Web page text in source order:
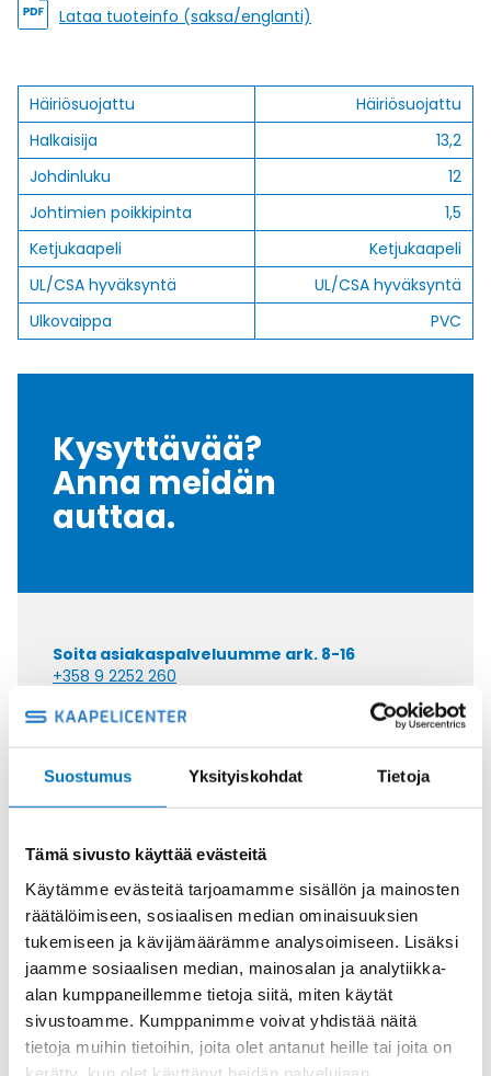
Suostumus Yksityiskohdat Tietoja
Tämä sivusto käyttää evästeitä
Käytämme evästeitä tarjoamamme sisällön ja mainosten
räätälöimiseen, sosiaalisen median ominaisuuksien
tukemiseen ja kävijämäärämme analysoimiseen. Lisäksi
jaamme sosiaalisen median, mainosalan ja analytiikka-
alan kumppaneillemme tietoja siitä, miten käytät
sivustoamme. Kumppanimme voivat yhdistää näitä
tietoja muihin tietoihin, joita olet antanut heille tai joita on
Lataa tuoteinfo (saksa/englanti)
Häiriösuojattu
Häiriösuojattu
Halkaisija
13,2
Johdinluku
12
Johtimien poikkipinta
1,5
Ketjukaapeli
Ketjukaapeli
UL/CSA hyväksyntä
UL/CSA hyväksyntä
Ulkovaippa
PVC
Kysyttävää?
Anna meidän
auttaa.
Soita asiakaspalveluumme ark. 8-16
+358 9 2252 260
Tai lähetä sähköpostia
myynti@kaapelicenter.fi
Saman kaapelin eri versiot
Ketjukaapeli KAWEFLEX 6210 SK-C-
PVC UL/CSA 25G1,5 (AWG16)